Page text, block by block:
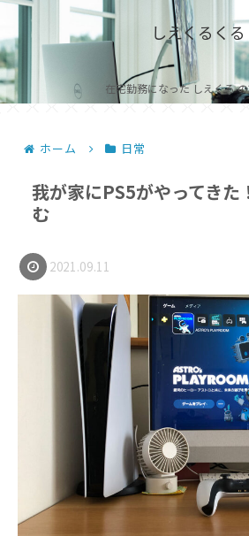
しえくるくる
在宅勤務になった しえくる
ホーム 日常
我が家にPS5がやってきた
む
2021.09.11